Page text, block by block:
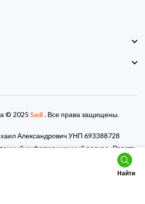
Найти
© 2025 Sadi. Все права защищены.
Александрович УНП 693388728
информационный ресурс «Реестр